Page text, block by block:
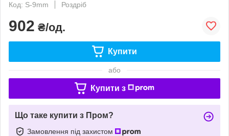
Код: S-9mm
Роздріб
902 ₴/од.
Купити
або
Купити з
Що таке купити з Пром?
Замовлення під захистом